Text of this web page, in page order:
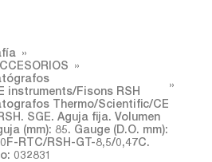
instruments/Fisons RSH
Thermo/Scientific/CE
SGE. Aguja fija. Volumen
(mm): 85. Gauge (D.O. mm):
RTC/RSH-GT-8,5/0,47C.
032831